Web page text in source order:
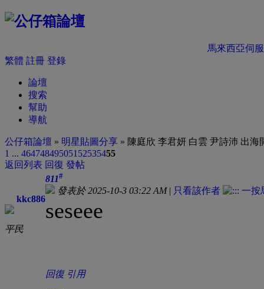
馬來西亞伺
繁體 註冊 登錄
論壇
搜索
幫助
導航
公仔箱論壇 » 明星貼圖分享 » 陳庭欣 李君妍 白雲 尹詩沛 出海
1 ... 464748495051 52535455
返回列表 回復 發帖
kkc886
平民
811#
發表於 2025-10-3 03:22 AM| 只看該作者
seseee
回復 引用